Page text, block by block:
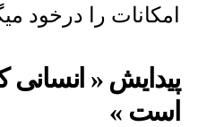
امکانات را درخود
پیدایش « انسانی
است »